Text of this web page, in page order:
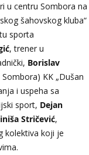
u centru Sombora na
šahovskog kluba“
sporta
, trener u
Borislav
KK „Dušan
i uspeha sa
sport, Dejan
Stričević,
kolektiva koji je